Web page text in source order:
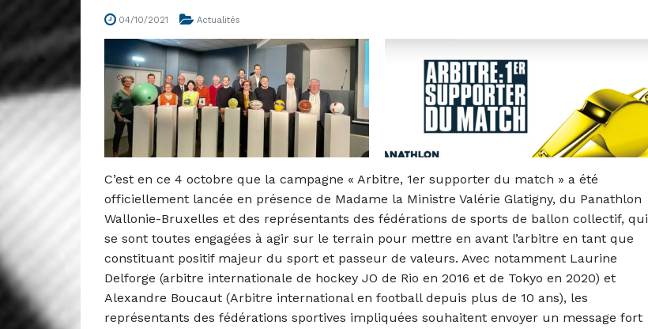
04/10/2021 Actualités
C’est en ce 4 octobre que la campagne « Arbitre, 1er supporter du match » a été
officiellement lancée en présence de Madame la Ministre Valérie Glatigny, du Panathlon
Wallonie-Bruxelles et des représentants des fédérations de sports de ballon collectif, qui
se sont toutes engagées à agir sur le terrain pour mettre en avant l’arbitre en tant que
constituant positif majeur du sport et passeur de valeurs. Avec notamment Laurine
Delforge (arbitre internationale de hockey JO de Rio en 2016 et de Tokyo en 2020) et
Alexandre Boucaut (Arbitre international en football depuis plus de 10 ans), les
représentants des fédérations sportives impliquées souhaitent envoyer un message fort